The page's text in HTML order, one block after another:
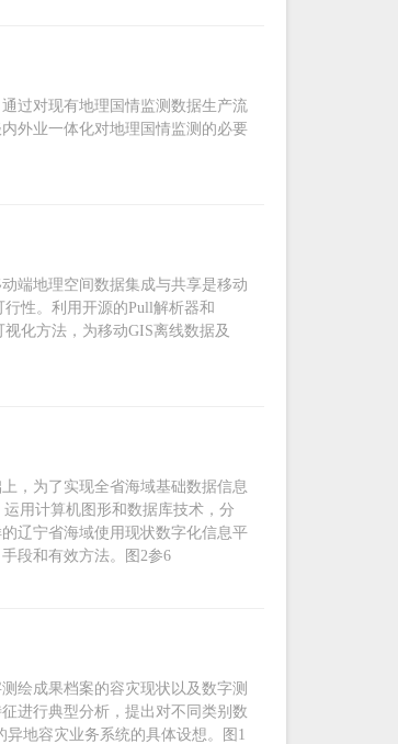
过对现有地理国情监测数据生产流
外业一体化对地理国情监测的必要
端地理空间数据集成与共享是移动
性。利用开源的Pull解析器和
化方法，为移动GIS离线数据及
，为了实现全省海域基础数据信息
用计算机图形和数据库技术，分
辽宁省海域使用现状数字化信息平
段和有效方法。图2参6
绘成果档案的容灾现状以及数字测
进行典型分析，提出对不同类别数
地容灾业务系统的具体设想。图1